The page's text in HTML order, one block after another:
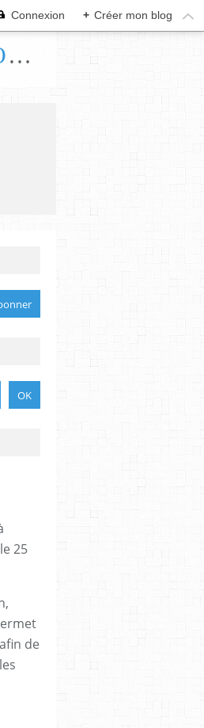
Connexion + Créer mon blog
FRANCE HANDI ART, BIJOUX ACCESSOIRES DÉCORATIONS
25
de